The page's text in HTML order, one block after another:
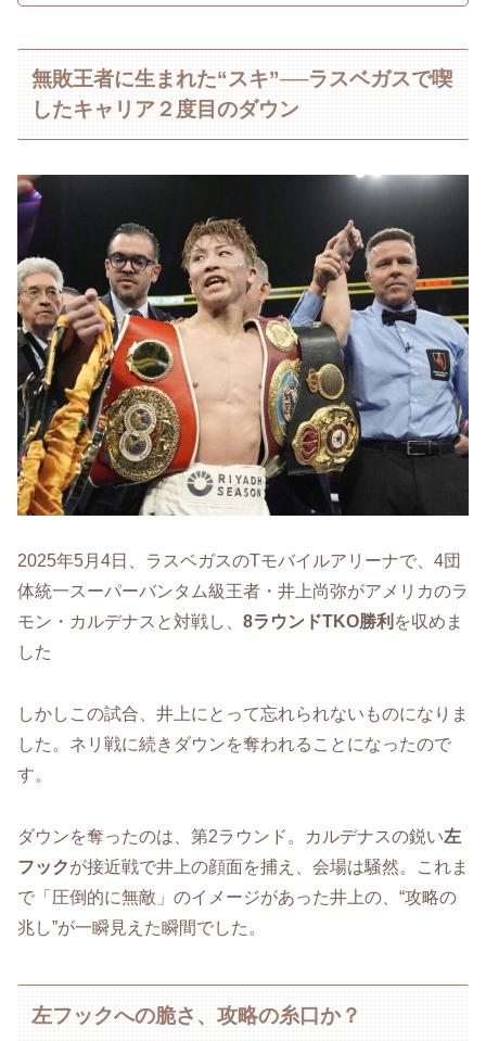
無敗王者に生まれた“スキ”──ラスベガスで喫
したキャリア２度目のダウン
2025年5月4日、ラスベガスのTモバイルアリーナで、4団
体統一スーパーバンタム級王者・井上尚弥がアメリカのラ
モン・カルデナスと対戦し、 8ラウンドTKO勝利 を収めま
した
しかしこの試合、井上にとって忘れられないものになりま
した。ネリ戦に続きダウンを奪われることになったので
す。
ダウンを奪ったのは、第2ラウンド。カルデナスの鋭い左
フックが接近戦で井上の顔面を捕え、会場は騒然。これま
で「圧倒的に無敵」のイメージがあった井上の、“攻略の
兆し”が一瞬見えた瞬間でした。
左フックへの脆さ、攻略の糸口か？